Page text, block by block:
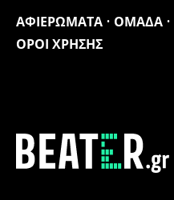
ΑΦΙΕΡΩΜΑΤΑ ΟΜΑΔΑ
ΟΡΟΙ ΧΡΗΣΗΣ